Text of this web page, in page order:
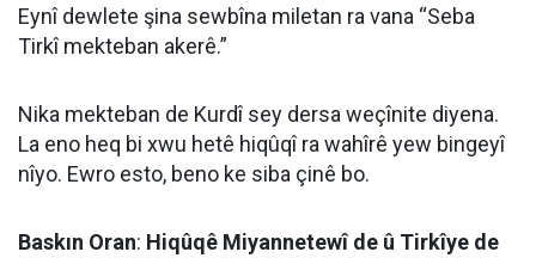
Eynî dewlete şina sewbîna miletan ra vana “Seba
Tirkî mekteban akerê.”
Nika mekteban de Kurdî sey dersa weçînite diyena.
La eno heq bi xwu hetê hiqûqî ra wahîrê yew bingeyî
nîyo. Ewro esto, beno ke siba çinê bo.
Baskın Oran: Hiqûqê Miyannetewî de û Tirkîye de